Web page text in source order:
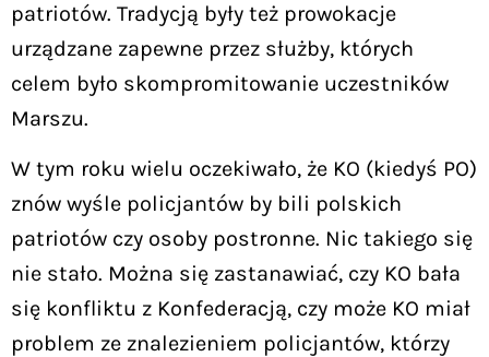
patriotów. Tradycją były też prowokacje
urządzane zapewne przez służby, których
celem było skompromitowanie uczestników
Marszu.
W tym roku wielu oczekiwało, że KO (kiedyś PO)
znów wyśle policjantów by bili polskich
patriotów czy osoby postronne. Nic takiego się
nie stało. Można się zastanawiać, czy KO bała
się konfliktu z Konfederacją, czy może KO miał
problem ze znalezieniem policjantów, którzy